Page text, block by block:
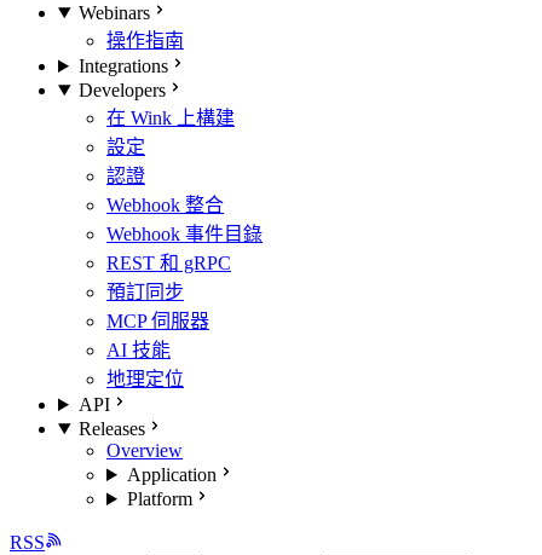
Webinars
操作指南
Integrations
Developers
在 Wink 上構建
設定
認證
Webhook 整合
Webhook 事件目錄
REST 和 gRPC
預訂同步
MCP 伺服器
AI 技能
地理定位
API
Releases
Overview
Application
Platform
RSS